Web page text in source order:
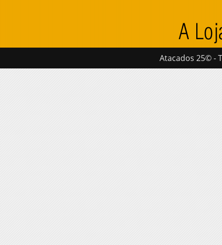
Atacados 25© -